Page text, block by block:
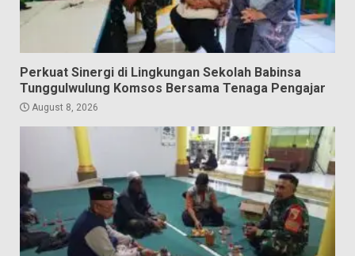
Perkuat Sinergi di Lingkungan Sekolah Babinsa
Tunggulwulung Komsos Bersama Tenaga Pengajar
August 8, 2026